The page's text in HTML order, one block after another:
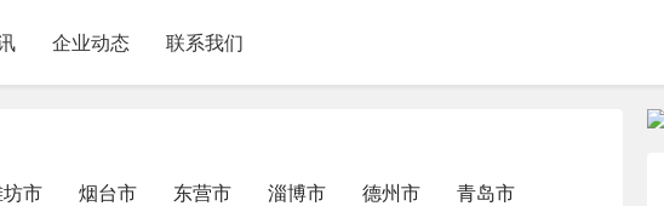
企业动态 联系我们
市 烟台市 东营市 淄博市 德州市
青岛市